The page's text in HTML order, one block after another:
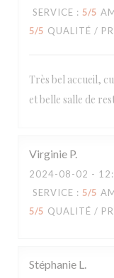
SERVICE : 5/5
5/5 QUALITÉ /
Très bel accueil,
et belle salle de
Virginie P
2024-08-02 -
SERVICE : 5/5
5/5 QUALITÉ /
Stéphanie L